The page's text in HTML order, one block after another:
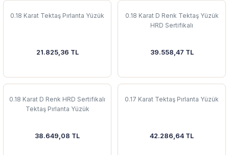
0.18 Karat Tektaş Pırlanta Yüzük
21.825,36 TL
0.18 Karat D Renk Tektaş Yüzük
HRD Sertifikalı
39.558,47 TL
0.18 Karat D Renk HRD Sertifikalı
Tektaş Pırlanta Yüzük
38.649,08 TL
0.17 Karat Tektaş Pırlanta Yüzük
42.286,64 TL